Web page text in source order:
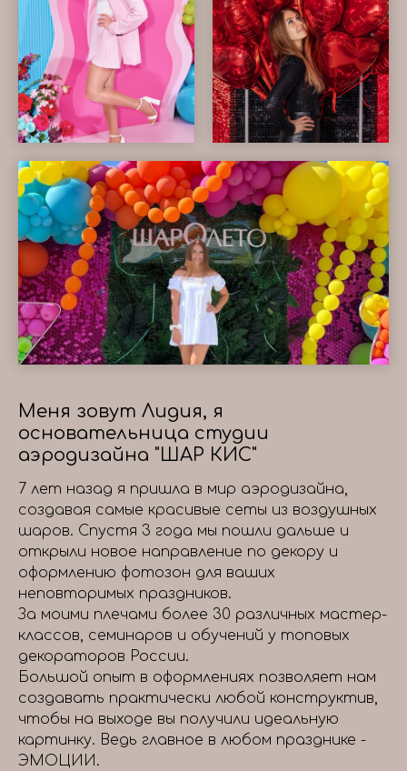
Меня зовут Лидия, я
основательница студии
аэродизайна "ШАР КИС"
7 лет назад я пришла в мир аэродизайна,
создавая самые красивые сеты из воздушных
шаров. Спустя 3 года мы пошли дальше и
открыли новое направление по декору и
оформлению фотозон для ваших
неповторимых праздников.
За моими плечами более 30 различных мастер-
классов, семинаров и обучений у топовых
декораторов России.
Большой опыт в оформлениях позволяет нам
создавать практически любой конструктив,
чтобы на выходе вы получили идеальную
картинку. Ведь главное в любом празднике -
ЭМОЦИИ.